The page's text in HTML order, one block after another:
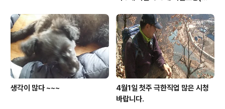
생각이 많다 ~~~
4월1일 첫주 극한직업 많은 시청
바랍니다.